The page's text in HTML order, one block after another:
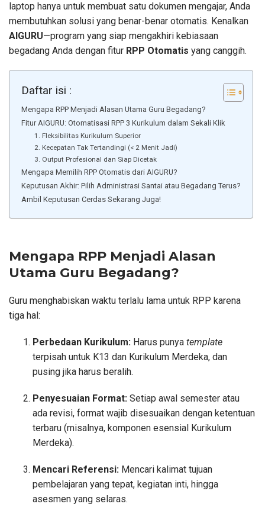
laptop hanya untuk membuat satu dokumen mengajar, Anda
membutuhkan solusi yang benar-benar otomatis. Kenalkan
AIGURU—program yang siap mengakhiri kebiasaan
begadang Anda dengan fitur RPP Otomatis yang canggih.
Daftar isi :
Mengapa RPP Menjadi Alasan Utama Guru Begadang?
Fitur AIGURU: Otomatisasi RPP 3 Kurikulum dalam Sekali Klik
1. Fleksibilitas Kurikulum Superior
2. Kecepatan Tak Tertandingi (< 2 Menit Jadi)
3. Output Profesional dan Siap Dicetak
Mengapa Memilih RPP Otomatis dari AIGURU?
Keputusan Akhir: Pilih Administrasi Santai atau Begadang Terus?
Ambil Keputusan Cerdas Sekarang Juga!
Mengapa RPP Menjadi Alasan
Utama Guru Begadang?
Guru menghabiskan waktu terlalu lama untuk RPP karena
tiga hal:
Perbedaan Kurikulum: Harus punya template
terpisah untuk K13 dan Kurikulum Merdeka, dan
pusing jika harus beralih.
Penyesuaian Format: Setiap awal semester atau
ada revisi, format wajib disesuaikan dengan ketentuan
terbaru (misalnya, komponen esensial Kurikulum
Merdeka).
Mencari Referensi: Mencari kalimat tujuan
pembelajaran yang tepat, kegiatan inti, hingga
asesmen yang selaras.